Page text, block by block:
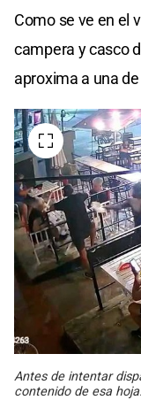
Como se ve en el
campera y casco
aproxima a una
Antes de intentar
contenido de esa hoja.